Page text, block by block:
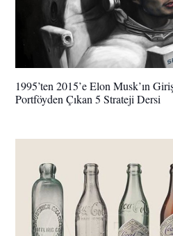
1995’ten 2015’e Elon Musk’ın
Portföyden Çıkan 5 Strateji Dersi